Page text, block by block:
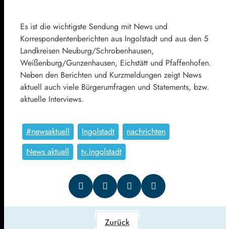
Es ist die wichtigste Sendung mit News und
Korrespondentenberichten aus Ingolstadt und aus den 5
Landkreisen Neuburg/Schrobenhausen,
Weißenburg/Gunzenhausen, Eichstätt und Pfaffenhofen.
Neben den Berichten und Kurzmeldungen zeigt News
aktuell auch viele Bürgerumfragen und Statements, bzw.
aktuelle Interviews.
#newsaktuell Ingolstadt
nachrichten
News aktuell
tv.ingolstadt
Zurück